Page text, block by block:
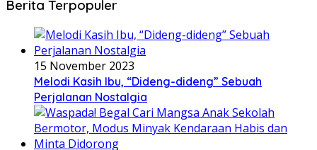
Berita Terpopuler
15 November 2023
Melodi Kasih Ibu, “Dideng-dideng” Sebuah
Perjalanan Nostalgia